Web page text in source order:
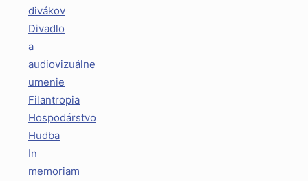
divákov
Divadlo
a
audiovizuálne
umenie
Filantropia
Hospodárstvo
Hudba
In
memoriam